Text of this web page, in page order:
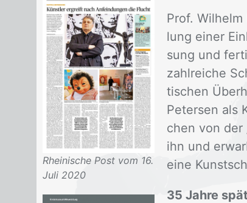
Rheinische Post vom 16.
Juli 2020
Prof.
lung ei­ner
sung und
zahl­rei­che
ti­schen
Pe­ter­sen als
chen von der
ihn und
eine
35 Jahre